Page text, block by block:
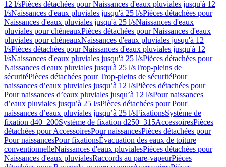
12 l/sPièces détachées pour Naissances d'eaux pluviales jusqu'à 12
l/sNaissances d'eaux pluviales jusqu'à 25 l/sPièces détachées pour
Naissances d'eaux pluviales jusqu'à 25 l/sNaissances d'eaux
pluviales pour chéneauxPièces détachées pour Naissances d'eaux
pluviales pour chéneauxNaissances d'eaux pluviales jusqu'à 12
l/sPièces détachées pour Naissances d'eaux pluviales jusqu'à 12
l/sNaissances d'eaux pluviales jusqu'à 25 l/sPièces détachées pour
Naissances d'eaux pluviales jusqu'à 25 l/sTrop-pleins de
sécuritéPièces détachées pour Trop-pleins de sécuritéPour
naissances d’eaux pluviales jusqu’à 12 l/sPièces détachées pour
Pour naissances d’eaux pluviales jusqu’à 12 l/sPour naissances
d’eaux pluviales jusqu’à 25 l/sPièces détachées pour Pour
naissances d’eaux pluviales jusqu’à 25 l/sFixationsSystème de
fixation d40–200Système de fixation d250–315AccessoiresPièces
détachées pour AccessoiresPour naissancesPièces détachées pour
Pour naissancesPour fixationsÉvacuation des eaux de toiture
conventionnelleNaissances d'eaux pluvialesPièces détachées pour
Naissances d'eaux pluvialesRaccords au pare-vapeurPièces